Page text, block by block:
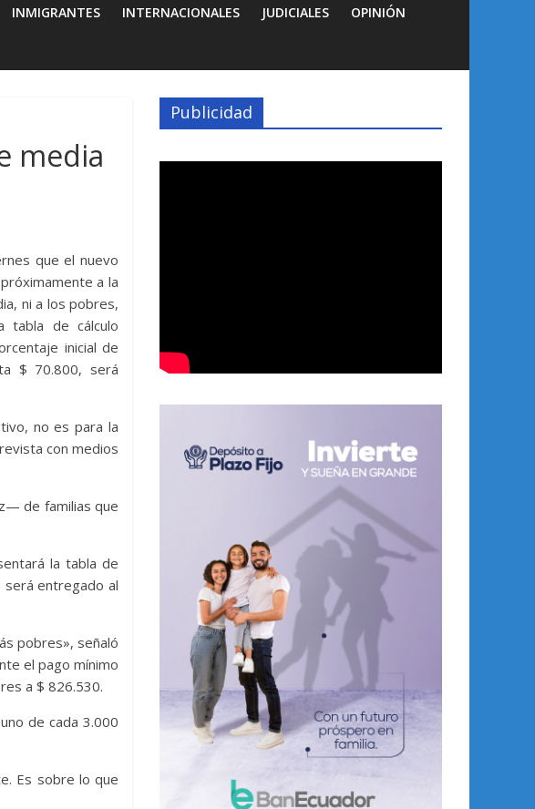
INMIGRANTES INTERNACIONALES JUDICIALES OPINIÓN
media
que el nuevo
a la
ni a los pobres,
tabla de cálculo
inicial de
$ 70.800, será
no es para la
con medios
de familias que
la tabla de
será entregado al
pobres», señaló
el pago mínimo
a $ 826.530.
de cada 3.000
Es sobre lo que
Publicidad